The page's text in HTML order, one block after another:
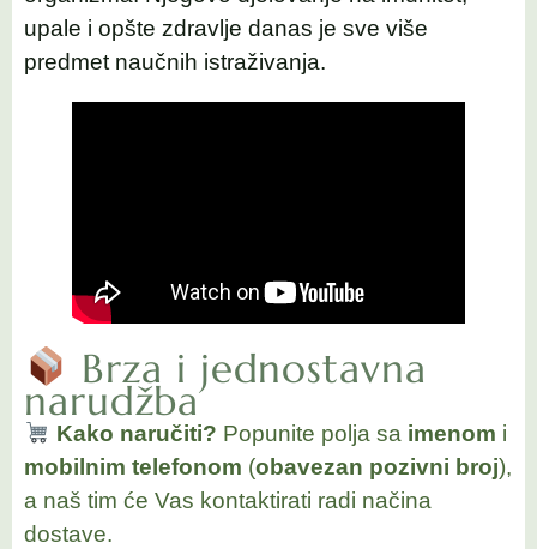
upale i opšte zdravlje danas je sve više
predmet naučnih istraživanja.
Brza i jednostavna
narudžba
Kako naručiti? Popunite polja sa imenom i
mobilnim telefonom (obavezan pozivni broj),
a naš tim će Vas kontaktirati radi načina
dostave.